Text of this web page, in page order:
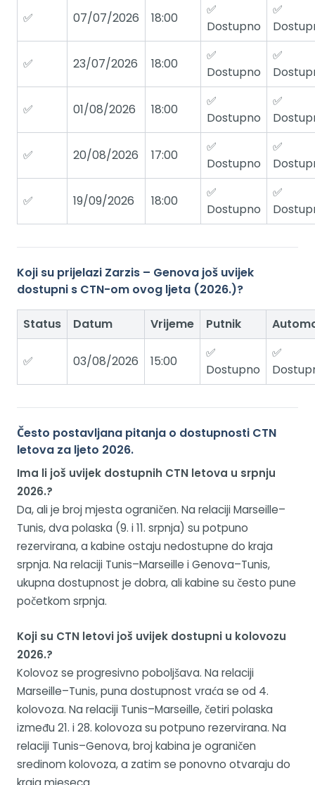
✅ 07/07/2026 18:00
✅
Dostupno
✅
✅ 23/07/2026 18:00
✅
Dostupno
✅
✅ 01/08/2026 18:00
✅
Dostupno
✅
✅ 20/08/2026 17:00
✅
Dostupno
✅
✅ 19/09/2026 18:00
✅
Dostupno
✅
Koji su prijelazi Zarzis – Genova još uvijek
dostupni s CTN-om ovog ljeta (2026.)?
Status Datum Vrijeme Putnik
✅ 03/08/2026 15:00
✅
Dostupno
✅
Često postavljana pitanja o dostupnosti CTN
letova za ljeto 2026.
Ima li još uvijek dostupnih CTN letova u srpnju
2026.?
Da, ali je broj mjesta ograničen. Na relaciji Marseille–
Tunis, dva polaska (9. i 11. srpnja) su potpuno
rezervirana, a kabine ostaju nedostupne do kraja
srpnja. Na relaciji Tunis–Marseille i Genova–Tunis,
ukupna dostupnost je dobra, ali kabine su često pune
početkom srpnja.
Koji su CTN letovi još uvijek dostupni u kolovozu
2026.?
Kolovoz se progresivno poboljšava. Na relaciji
Marseille–Tunis, puna dostupnost vraća se od 4.
kolovoza. Na relaciji Tunis–Marseille, četiri polaska
između 21. i 28. kolovoza su potpuno rezervirana. Na
relaciji Tunis–Genova, broj kabina je ograničen
sredinom kolovoza, a zatim se ponovno otvaraju do